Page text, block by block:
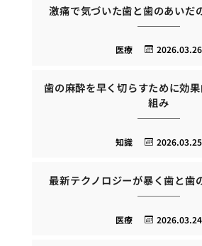
激痛で気づいた歯と歯のあいだ
2026.03.26
医療
歯の麻酔を早く切らすために効
組み
2026.03.25
知識
最新テクノロジーが暴く歯と歯
2026.03.24
医療